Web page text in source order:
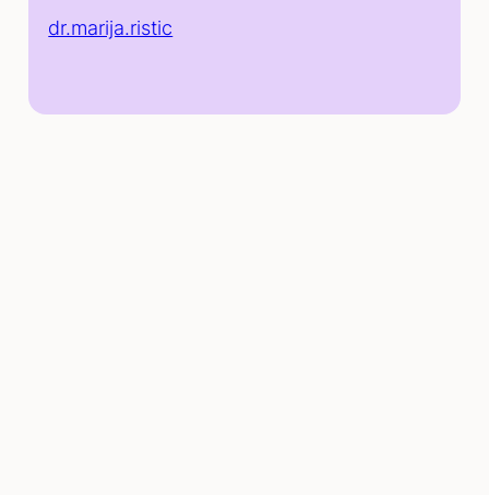
dr.marija.ristic